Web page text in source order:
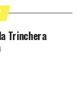
Trinchera